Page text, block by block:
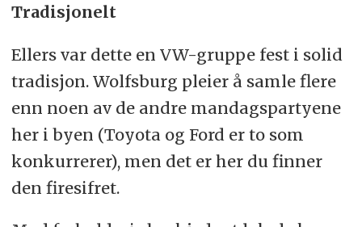
Tradisjonelt
Ellers var dette en VW-gruppe fest i solid
tradisjon. Wolfsburg pleier å samle flere
enn noen av de andre mandagspartyene
her i byen (Toyota og Ford er to som
konkurrerer), men det er her du finner
den firesifret.